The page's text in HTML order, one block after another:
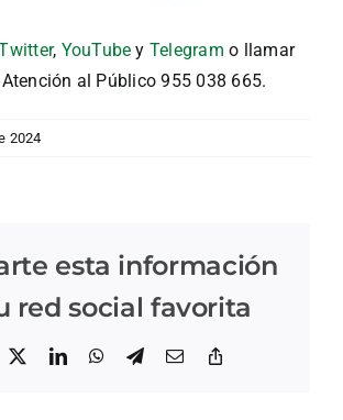
, YouTube y Telegramo llamar
al Público 955 038 665.
2024
esta información
red social favorita
LinkedInWhatsApp
Telegram
Correo